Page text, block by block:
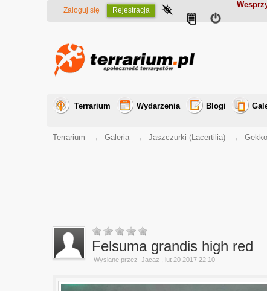
Zaloguj się Rejestracja
Terrarium Wydarzenia Blogi
Terrarium
→ Galeria → Jaszczurki (Lacertilia) →
Felsuma grandis high red
Wysłane przez Jacaz , lut 20 2017 22:10